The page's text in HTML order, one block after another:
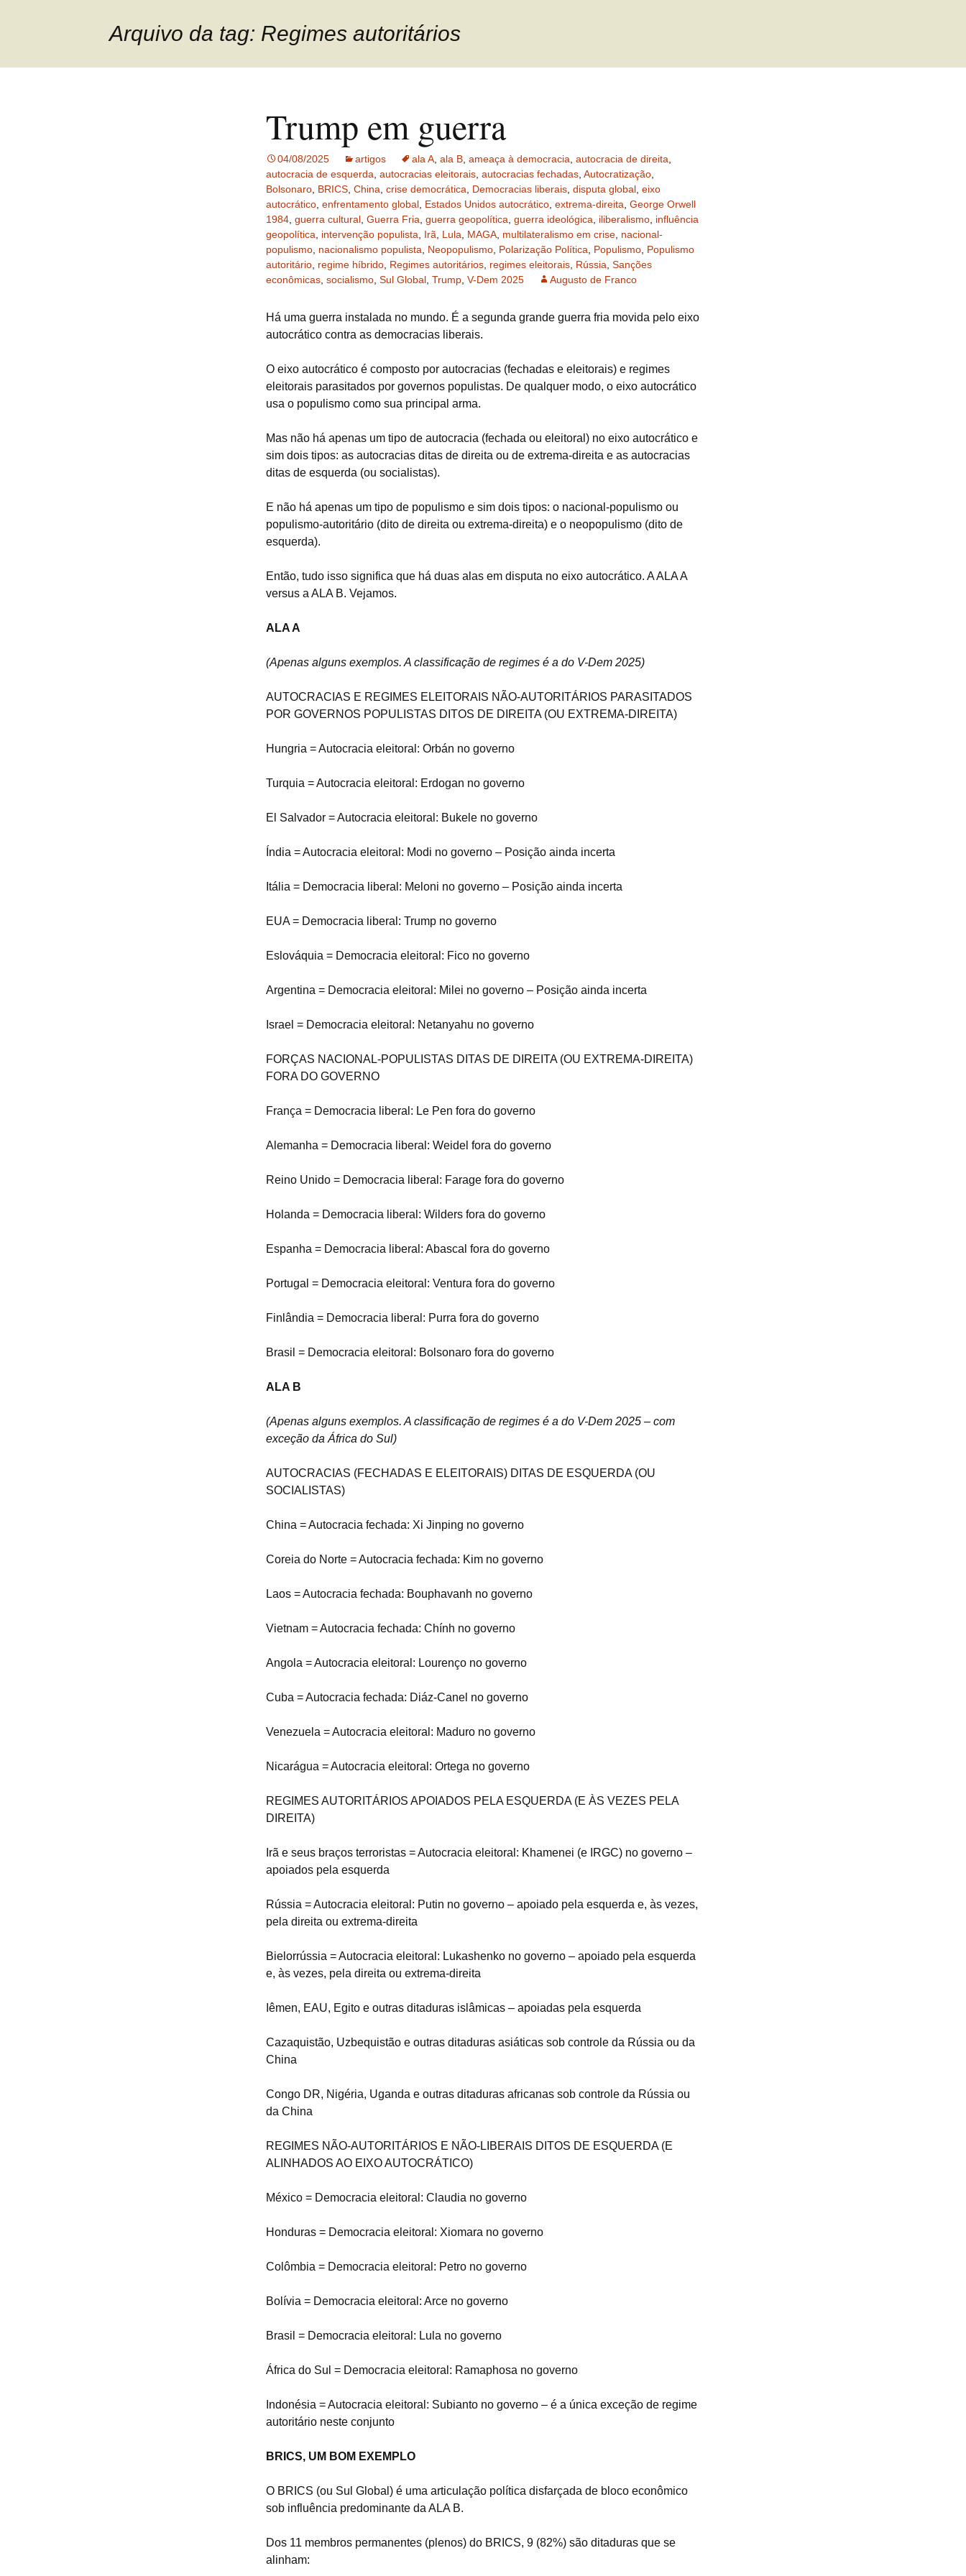
Arquivo da tag: Regimes autoritários
Trump em guerra
04/08/2025 artigos ala A ala B ameaça à democracia autocracia de direita
autocracia de esquerda autocracias eleitorais autocracias fechadas Autocratização
Bolsonaro BRICS China crise democrática Democracias liberais disputa global eixo
autocrático enfrentamento global Estados Unidos autocrático extrema-direita George Orwell
1984 guerra cultural Guerra Fria guerra geopolítica guerra ideológica iliberalismo influência
geopolítica
intervenção populista Irã Lula MAGA multilateralismo em crise nacional-
populismo nacionalismo populista Neopopulismo Polarização Política Populismo Populismo
autoritário regime híbrido Regimes autoritários regimes eleitorais Rússia Sanções
econômicas socialismo Sul Global Trump V-Dem 2025 Augusto de Franco
Há uma guerra instalada no mundo. É a segunda grande guerra fria movida pelo eixo
autocrático contra as democracias liberais.
O eixo autocrático é composto por autocracias (fechadas e eleitorais) e regimes
eleitorais parasitados por governos populistas. De qualquer modo, o eixo autocrático
usa o populismo como sua principal arma.
Mas não há apenas um tipo de autocracia (fechada ou eleitoral) no eixo autocrático e
sim dois tipos: as autocracias ditas de direita ou de extrema-direita e as autocracias
ditas de esquerda (ou socialistas).
E não há apenas um tipo de populismo e sim dois tipos: o nacional-populismo ou
populismo-autoritário (dito de direita ou extrema-direita) e o neopopulismo (dito de
esquerda).
Então, tudo isso significa que há duas alas em disputa no eixo autocrático. A ALA A
versus a ALA B. Vejamos.
ALA A
(Apenas alguns exemplos. A classificação de regimes é a do V-Dem 2025)
AUTOCRACIAS E REGIMES ELEITORAIS NÃO-AUTORITÁRIOS PARASITADOS
POR GOVERNOS POPULISTAS DITOS DE DIREITA (OU EXTREMA-DIREITA)
Hungria = Autocracia eleitoral: Orbán no governo
Turquia = Autocracia eleitoral: Erdogan no governo
El Salvador = Autocracia eleitoral: Bukele no governo
Índia = Autocracia eleitoral: Modi no governo – Posição ainda incerta
Itália = Democracia liberal: Meloni no governo – Posição ainda incerta
EUA = Democracia liberal: Trump no governo
Eslováquia = Democracia eleitoral: Fico no governo
Argentina = Democracia eleitoral: Milei no governo – Posição ainda incerta
Israel = Democracia eleitoral: Netanyahu no governo
FORÇAS NACIONAL-POPULISTAS DITAS DE DIREITA (OU EXTREMA-DIREITA)
FORA DO GOVERNO
França = Democracia liberal: Le Pen fora do governo
Alemanha = Democracia liberal: Weidel fora do governo
Reino Unido = Democracia liberal: Farage fora do governo
Holanda = Democracia liberal: Wilders fora do governo
Espanha = Democracia liberal: Abascal fora do governo
Portugal = Democracia eleitoral: Ventura fora do governo
Finlândia = Democracia liberal: Purra fora do governo
Brasil = Democracia eleitoral: Bolsonaro fora do governo
ALA B
(Apenas alguns exemplos. A classificação de regimes é a do V-Dem 2025 – com
exceção da África do Sul)
AUTOCRACIAS (FECHADAS E ELEITORAIS) DITAS DE ESQUERDA (OU
SOCIALISTAS)
China = Autocracia fechada: Xi Jinping no governo
Coreia do Norte = Autocracia fechada: Kim no governo
Laos = Autocracia fechada: Bouphavanh no governo
Vietnam = Autocracia fechada: Chính no governo
Angola = Autocracia eleitoral: Lourenço no governo
Cuba = Autocracia fechada: Diáz-Canel no governo
Venezuela = Autocracia eleitoral: Maduro no governo
Nicarágua = Autocracia eleitoral: Ortega no governo
REGIMES AUTORITÁRIOS APOIADOS PELA ESQUERDA (E ÀS VEZES PELA
DIREITA)
Irã e seus braços terroristas = Autocracia eleitoral: Khamenei (e IRGC) no governo –
apoiados pela esquerda
Rússia = Autocracia eleitoral: Putin no governo – apoiado pela esquerda e, às vezes,
pela direita ou extrema-direita
Bielorrússia = Autocracia eleitoral: Lukashenko no governo – apoiado pela esquerda
e, às vezes, pela direita ou extrema-direita
Iêmen, EAU, Egito e outras ditaduras islâmicas – apoiadas pela esquerda
Cazaquistão, Uzbequistão e outras ditaduras asiáticas sob controle da Rússia ou da
China
Congo DR, Nigéria, Uganda e outras ditaduras africanas sob controle da Rússia ou
da China
REGIMES NÃO-AUTORITÁRIOS E NÃO-LIBERAIS DITOS DE ESQUERDA (E
ALINHADOS AO EIXO AUTOCRÁTICO)
México = Democracia eleitoral: Claudia no governo
Honduras = Democracia eleitoral: Xiomara no governo
Colômbia = Democracia eleitoral: Petro no governo
Bolívia = Democracia eleitoral: Arce no governo
Brasil = Democracia eleitoral: Lula no governo
África do Sul = Democracia eleitoral: Ramaphosa no governo
Indonésia = Autocracia eleitoral: Subianto no governo – é a única exceção de regime
autoritário neste conjunto
BRICS, UM BOM EXEMPLO
O BRICS (ou Sul Global) é uma articulação política disfarçada de bloco econômico
sob influência predominante da ALA B.
Dos 11 membros permanentes (plenos) do BRICS, 9 (82%) são ditaduras que se
alinham: